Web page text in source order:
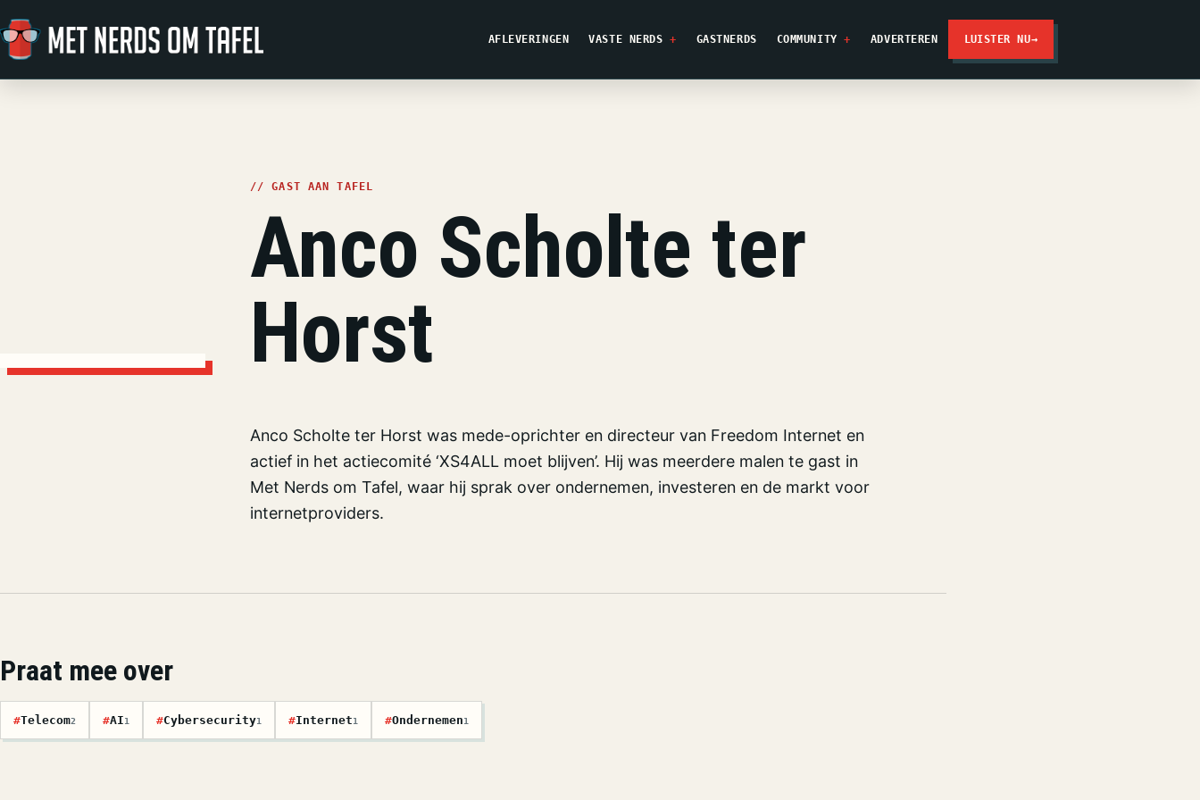
Ga naar de inhoud
AFLEVERINGEN VASTE NERDS GASTNERDS COMMUNITY ADVERTEREN LUISTER NU→
// GAST AAN TAFEL
Anco Scholte ter
Horst
Anco Scholte ter Horst was mede-oprichter en directeur van Freedom Internet en
actief in het actiecomité ‘XS4ALL moet blijven’. Hij was meerdere malen te gast in
Met Nerds om Tafel, waar hij sprak over ondernemen, investeren en de markt voor
internetproviders.
Praat mee over
#Telecom2 #AI1 #Cybersecurity1 #Internet1 #Ondernemen1